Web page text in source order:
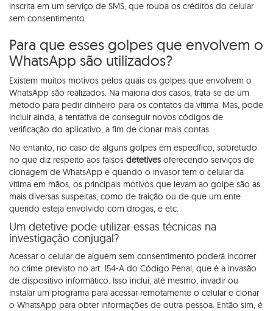
inscrita em um serviço de SMS, que rouba os créditos do celular
sem consentimento.
Para que esses golpes que envolvem o
WhatsApp são utilizados?
Existem muitos motivos pelos quais os golpes que envolvem o
WhatsApp são realizados. Na maioria dos casos, trata-se de um
método para pedir dinheiro para os contatos da vítima. Mas, pode
incluir ainda, a tentativa de conseguir novos códigos de
verificação do aplicativo, a fim de clonar mais contas.
No entanto, no caso de alguns golpes em específico, sobretudo
no que diz respeito aos falsos detetives oferecendo serviços de
clonagem de WhatsApp e quando o invasor tem o celular da
vítima em mãos, os principais motivos que levam ao golpe são as
mais diversas suspeitas, como de traição ou de que um ente
querido esteja envolvido com drogas, e etc.
Um detetive pode utilizar essas técnicas na
investigação conjugal?
Acessar o celular de alguém sem consentimento poderá incorrer
no crime previsto no art. 154-A do Código Penal, que é a invasão
de dispositivo informático. Isso inclui, até mesmo, invadir ou
instalar um programa para acessar remotamente o celular e clonar
o WhatsApp para obter informações de outra pessoa. Então sim, é